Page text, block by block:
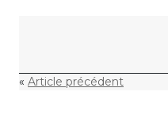
« Article précédent